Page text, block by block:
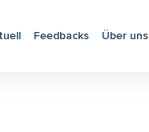
Feedbacks Über uns